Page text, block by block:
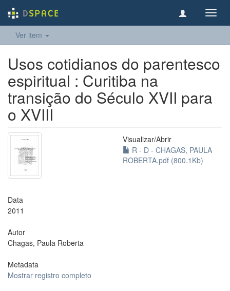
Ver item
Usos cotidianos do parentesco
espiritual : Curitiba na
transição do Século XVII para
o XVIII
Visualizar/Abrir
R - D - CHAGAS, PAULA
ROBERTA.pdf (800.1Kb)
Data
2011
Autor
Chagas, Paula Roberta
Metadata
Mostrar registro completo